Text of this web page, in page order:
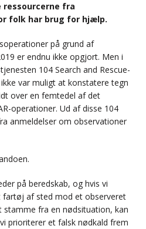
ressourcerne fra
folk har brug for hjælp.
på grund af
er endnu ikke opgjort. Men i
104 Search and Rescue-
var muligt at konstatere tegn
over en femtedel af det
operationer. Ud af disse 104
anmeldelser om observationer
på beredskab, og hvis vi
fartøj af sted mod et observeret
stamme fra en nødsituation, kan
prioriterer et falsk nødkald frem